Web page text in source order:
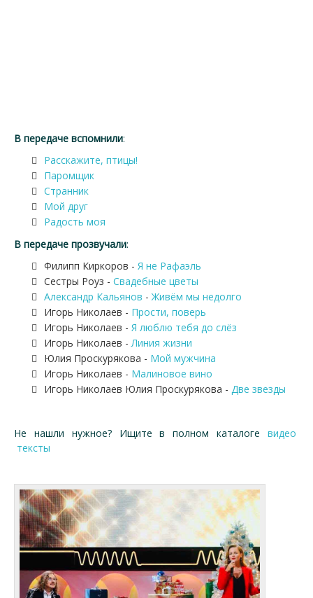
В передаче вспомнили:
Расскажите, птицы!
Паромщик
Странник
Мой друг
Радость моя
В передаче прозвучали:
Филипп Киркоров - Я не Рафаэль
Сестры Роуз - Свадебные цветы
Александр Кальянов -Живём мы недолго
Игорь Николаев - Прости, поверь
Игорь Николаев - Я люблю тебя до слёз
Игорь Николаев -Линия жизни
Юлия Проскурякова - Мой мужчина
Игорь Николаев - Малиновое вино
Игорь Николаев Юлия Проскурякова - Две звезды
Не нашли нужное? Ищите в полном каталоге видео
тексты